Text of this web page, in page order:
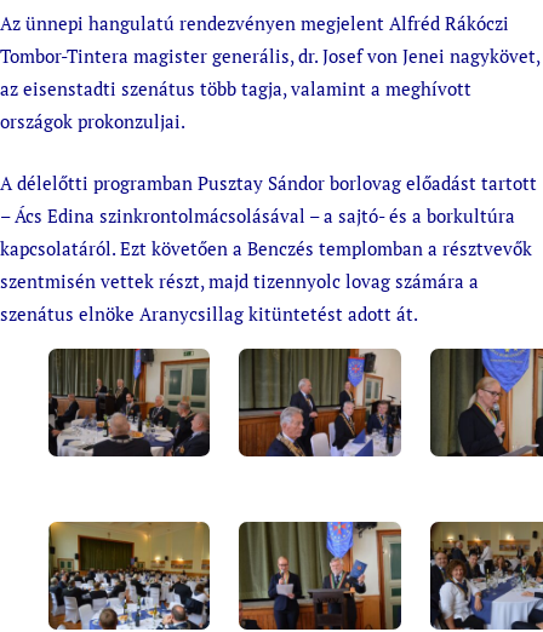
Az ünnepi hangulatú rendezvényen megjelent Alfréd Rákóczi
Tombor-Tintera magister generális, dr. Josef von Jenei nagykövet,
az eisenstadti szenátus több tagja, valamint a meghívott
országok prokonzuljai.
A délelőtti programban Pusztay Sándor borlovag előadást tartott
– Ács Edina szinkrontolmácsolásával – a sajtó- és a borkultúra
kapcsolatáról. Ezt követően a Benczés templomban a résztvevők
szentmisén vettek részt, majd tizennyolc lovag számára a
szenátus elnöke Aranycsillag kitüntetést adott át.